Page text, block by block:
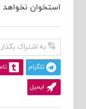
استخوان
به اشتراک
تلگرام
ایمیل